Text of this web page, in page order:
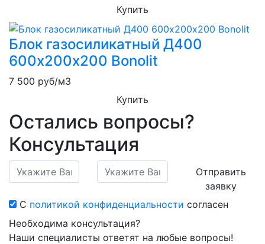
Купить
Блок газосиликатный Д400
600х200х200 Bonolit
7 500 руб/м3
Купить
Остались вопросы?
Консультация
Отправить
заявку
С политикой конфиденциальности согласен
Необходима консультация?
Наши специалисты ответят на любые вопросы!